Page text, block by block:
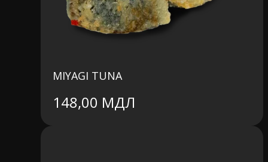
MIYAGI TUNA
148,00 МДЛ